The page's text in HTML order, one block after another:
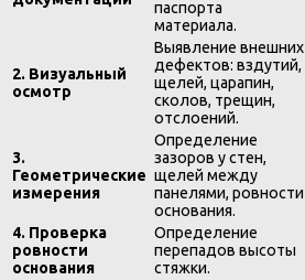
паспорта
материала.
2. Визуальный
осмотр
Выявление внешних
дефектов: вздутий,
щелей, царапин,
сколов, трещин,
отслоений.
3.
Геометрические
измерения
Определение
зазоров у стен,
щелей между
панелями, ровности
основания.
4. Проверка
ровности
основания
Определение
перепадов высоты
стяжки.